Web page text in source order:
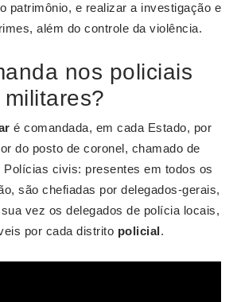
patrimônio, e realizar a investigação e
além do controle da violência.
nos policiais
militares?
é comandada, em cada Estado, por
do posto de coronel, chamado de
Polícias civis: presentes em todos os
são chefiadas por delegados-gerais,
vez os delegados de polícia locais,
por cada distrito policial.